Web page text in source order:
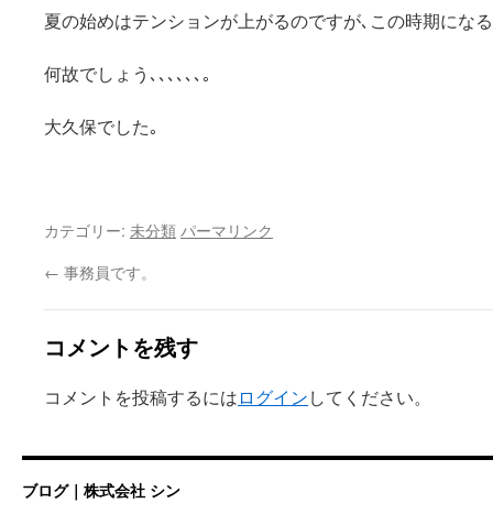
夏の始めはテンションが上がるのですが､この時期にな
何故でしょう､､､､､､｡
大久保でした｡
カテゴリー: 未分類 パーマリンク
← 事務員です。
コメントを残す
コメントを投稿するにはログインしてください。
ブログ｜株式会社 シン